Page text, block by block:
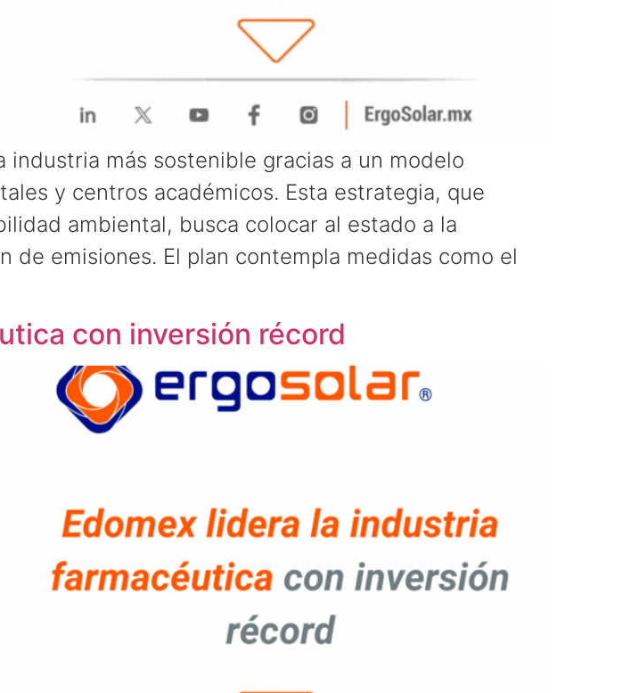
más sostenible gracias a un modelo
y centros académicos. Esta estrategia, que
ambiental, busca colocar al estado a la
emisiones. El plan contempla medidas como el
con inversión récord